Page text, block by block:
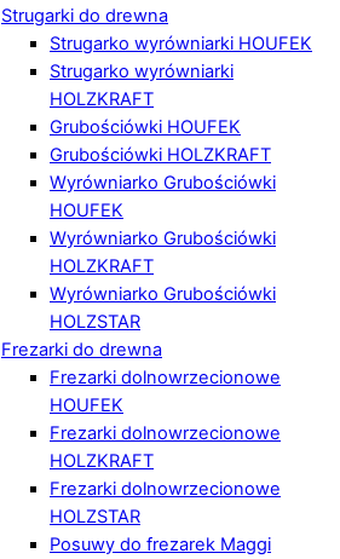
Strugarki do drewna
Strugarko wyrówniarki HOUFEK
Strugarko wyrówniarki
HOLZKRAFT
Grubościówki HOUFEK
Grubościówki HOLZKRAFT
Wyrówniarko Grubościówki
HOUFEK
Wyrówniarko Grubościówki
HOLZKRAFT
Wyrówniarko Grubościówki
HOLZSTAR
Frezarki do drewna
Frezarki dolnowrzecionowe
HOUFEK
Frezarki dolnowrzecionowe
HOLZKRAFT
Frezarki dolnowrzecionowe
HOLZSTAR
Posuwy do frezarek Maggi